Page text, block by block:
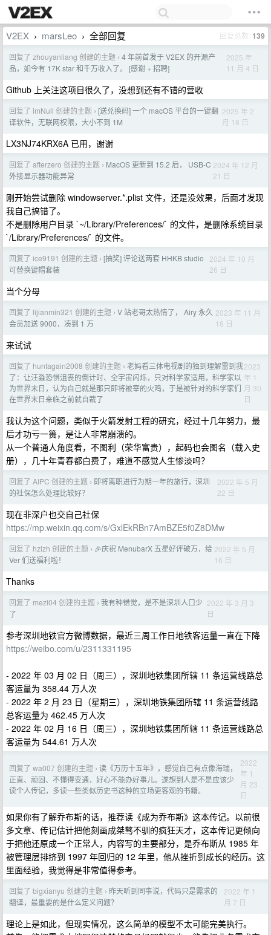
V2EX › marsLeo › 全部回复 回复总数 139
回复了 zhouyanliang 创建的主题 › 4 年前首发于 V2EX 的开源产
品，如今有 17K star 和千万收入了。 [感谢 + 招聘]
2025 年
11 月 4 日
Github 上关注这项目很久了，没想到还有不错的营收
回复了 imNull 创建的主题 › [送兑换码] 一个 macOS 平台的一键翻
译软件，无联网权限，大小不到 1M
2025 年 2
月 18 日
LX3NJ74KRX6A 已用，谢谢
回复了 afterzero 创建的主题 › MacOS 更新到 15.2 后， USB-C
外接显示器功能异常
2024 年 12 月
21 日
刚开始尝试删除 windowserver.*.plist 文件，还是没效果，后面才发现
我自己搞错了。
不是删除用户目录 `~/Library/Preferences/` 的文件，是删除系统目录
`/Library/Preferences/` 的文件。
回复了 ice9191 创建的主题 › [抽奖] 评论送两套 HHKB studio
可替换键帽套装
2024 年 10 月
26 日
当个分母
回复了 lijianmin321 创建的主题 › V 站老哥太热情了， Airy 永久
会员加送 9000，凑到 1 万
2023 年 11 月
16 日
来试试
回复了 huntagain2008 创建的主题 › 老妈看三体电视剧的独到理解雷到我
了：让汪淼恐惧沮丧的倒计时、全宇宙闪烁，只对科学家适用，科学家以
为世界末日，认为自己就是那只即将被宰的火鸡，于是被针对的科学家们
在世界末日来临之前就自裁了
2023
年 1
月 30
日
我认为这个问题，类似于火箭发射工程的研究，经过十几年努力，最
后才功亏一篑，是让人非常崩溃的。
从一个普通人角度看，不图利（荣华富贵），起码也会图名（载入史
册），几十年青春都白费了，难道不感觉人生惨淡吗？
回复了 AIPC 创建的主题 › 即将离职进行为期一年的旅行，深圳
的社保怎么处理比较好？
2022 年 5 月
22 日
现在非深户也交自己社保
https://mp.weixin.qq.com/s/GxlEkRBn7AmBZE5f0Z8DMw
回复了 hzlzh 创建的主题 › 🎉庆祝 MenubarX 五星好评破万，给
Ver 们送福利啦！
2022 年 5 月
16 日
Thanks
回复了 mezi04 创建的主题 › 我有种错觉，是不是深圳人口少
了
2022 年 3 月 3
日
参考深圳地铁官方微博数据，最近三周工作日地铁客运量一直在下降
https://weibo.com/u/2311331195
- 2022 年 03 月 02 日（周三），深圳地铁集团所辖 11 条运营线路总
客运量为 358.44 万人次
- 2022 年 2 月 23 日（星期三），深圳地铁集团所辖 11 条运营线路
总客运量为 462.45 万人次
- 2022 年 02 月 16 日（周三），深圳地铁集团所辖 11 条运营线路总
客运量为 544.61 万人次
回复了 wa007 创建的主题 › 读《万历十五年》，感觉自己有点像海瑞，
正直、顽固、不懂得变通，好心不能办好事儿。遂想到人是不是应该少
读个人传记，多读一些类似历史书这种的立场更客观的书籍。
2022
年 1
月 23
日
如果你有了解乔布斯的话，推荐读《成为乔布斯》这本传记。以前很
多文章、传记估计把他刻画成桀骜不驯的疯狂天才，这本传记更倾向
于把他还原成一个正常人，内容写的主要部分，是乔布斯从 1985 年
被管理层排挤到 1997 年回归的 12 年里，他从挫折到成长的经历。这
里面经验，我觉得是非常值得参考。
回复了 bigxianyu 创建的主题 › 昨天听到同事说，代码只是需求的
翻译，最重要的是什么定义问题？
2022 年 1
月 7 日
理论上是如此，但现实情况，这么简单的模型不太可能完美执行。